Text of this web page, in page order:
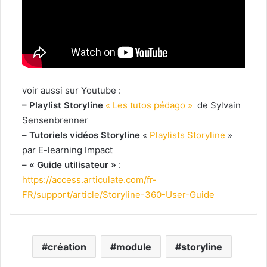
voir aussi sur Youtube :
– Playlist Storyline « Les tutos pédago » de Sylvain
Sensenbrenner
– Tutoriels vidéos Storyline « Playlists Storyline »
par E-learning Impact
– « Guide utilisateur » :
https://access.articulate.com/fr-
FR/support/article/Storyline-360-User-Guide
création module storyline